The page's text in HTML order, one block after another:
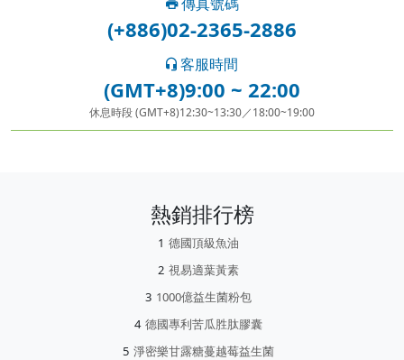
(+886)02-2365-2886
客服時間
(GMT+8)9:00 ~ 22:00
休息時段 (GMT+8)12:30~13:30／18:00~19:00
熱銷排行榜
德國頂級魚油
視易適葉黃素
1000億益生菌粉包
德國專利苦瓜胜肽膠囊
淨密樂甘露糖蔓越莓益生菌